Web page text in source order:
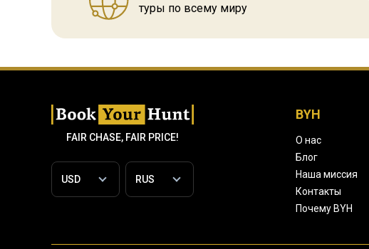
туры по всему миру
FAIR CHASE, FAIR PRICE!
BYH
О нас
Блог
Наша миссия
Контакты
Почему BYH